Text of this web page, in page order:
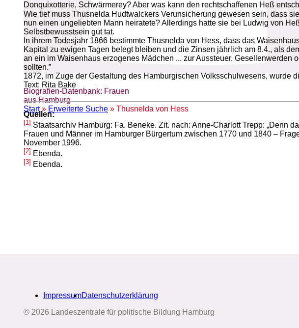
Biografien-Datenbank: Frauen
aus Hamburg
Start» Erweiterte Suche » Thusnelda von Hess
Donquixotterie, Schwärmerey? Aber was kann den rechtschaffenen Heß
Wie tief muss Thusnelda Hudtwalckers Verunsicherung gewesen sein, dass
nun einen ungeliebten Mann heiratete? Allerdings hatte sie bei Ludwig von
Selbstbewusstsein gut tat.
In ihrem Todesjahr 1866 bestimmte Thusnelda von Hess, dass das
Kapital zu ewigen Tagen belegt bleiben und die Zinsen jährlich am 8.4., als
an ein im Waisenhaus erzogenes Mädchen ... zur Aussteuer,
sollten.”
1872, im Zuge der Gestaltung des Hamburgischen Volksschulwesens,
Text: Rita Bake
Quellen:
[1] Staatsarchiv Hamburg: Fa. Beneke. Zit. nach: Anne-Charlott Trepp:
Frauen und Männer im Hamburger Bürgertum zwischen 1770 und 1840 –
November 1996.
[2] Ebenda.
[3] Ebenda.
ImpressumDatenschutzerklärung
© 2026 Landeszentrale für politische Bildung Hamburg